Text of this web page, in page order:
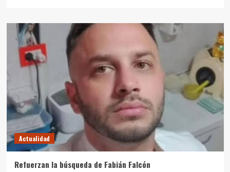
Actualidad
Refuerzan la búsqueda de Fabián Falcón